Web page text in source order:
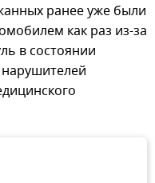
ранее уже были
как раз из-за
в состоянии